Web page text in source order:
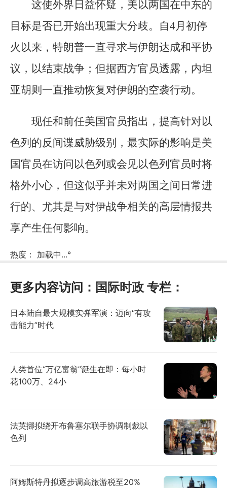
这使外界日益怀疑，美以两国在中东的
目标是否已开始出现重大分歧。自4月初停
火以来，特朗普一直寻求与伊朗达成和平协
议，以结束战争；但据西方官员透露，内坦
亚胡则一直推动恢复对伊朗的空袭行动。
现任和前任美国官员指出，提高针对以
色列的反间谍威胁级别，最实际的影响是美
国官员在访问以色列或会见以色列官员时将
格外小心，但这似乎并未对两国之间日常进
行的、尤其是与对伊战争相关的高层情报共
享产生任何影响。
热度： 加载中...°
更多内容访问： 国际时政 专栏：
日本陆自最大规模实弹军演：迈向“有攻
击能力”时代
人类首位“万亿富翁”诞生在即：每小时
花100万、24小
法英挪拟绕开布鲁塞尔联手协调制裁以
色列
阿姆斯特丹拟逐步调高旅游税至20%